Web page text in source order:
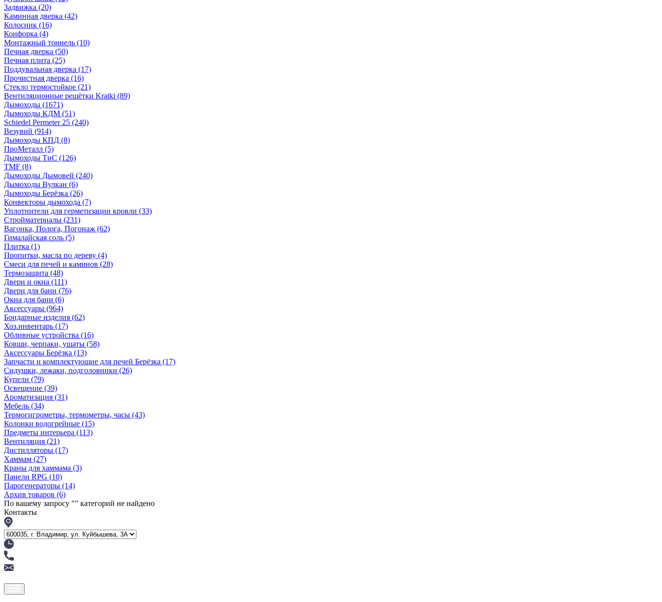
Задвижка (20)
Каминная дверка (42)
Колосник (16)
Конфорка (4)
Монтажный тоннель (10)
Печная дверка (50)
Печная плита (25)
Поддувальная дверка (17)
Прочистная дверка (16)
Стекло термостойкое (21)
Вентиляционные решётки Kratki (89)
Дымоходы (1671)
Дымоходы КДМ (51)
Schiedel Permeter 25 (240)
Везувий (914)
Дымоходы КПД (8)
ПроМеталл (5)
Дымоходы ТиС (126)
TMF (8)
Дымоходы Дымовей (240)
Дымоходы Вулкан (6)
Дымоходы Берёзка (26)
Конвекторы дымохода (7)
Уплотнители для герметизации кровли (33)
Стройматериалы (231)
Вагонка, Полога, Погонаж (62)
Гималайская соль (5)
Плитка (1)
Пропитки, масла по дереву (4)
Смеси для печей и каминов (28)
Термозащита (48)
Двери и окна (111)
Двери для бани (76)
Окна для бани (6)
Аксессуары (964)
Бондарные изделия (62)
Хоз.инвентарь (17)
Обливные устройства (16)
Ковши, черпаки, ушаты (58)
Аксессуары Берёзка (13)
Запчасти и комплектующие для печей Берёзка (17)
Сидушки, лежаки, подголовники (26)
Купели (79)
Освещение (39)
Ароматизация (31)
Мебель (34)
Термогигрометры, термометры, часы (43)
Колонки водогрейные (15)
Предметы интерьера (113)
Вентиляция (21)
Дистилляторы (17)
Хаммам (27)
Краны для хаммама (3)
Панели RPG (10)
Парогенераторы (14)
Архив товаров (6)
По вашему запросу "" категорий не найдено
Контакты